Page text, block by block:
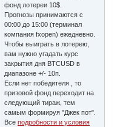
фонд лотереи 10$.
Прогнозы принимаются с
00:00 до 15:00 (терминал
компания fxopen) ежедневно.
Чтобы выиграть в лотерею,
вам нужно угадать курс
закрытия дня BTCUSD в
диапазоне +/- 10п.
Если нет победителя , то
призовой фонд переходит на
следующий тираж, тем
самым формируя "Джек пот".
Всеподробности и условия